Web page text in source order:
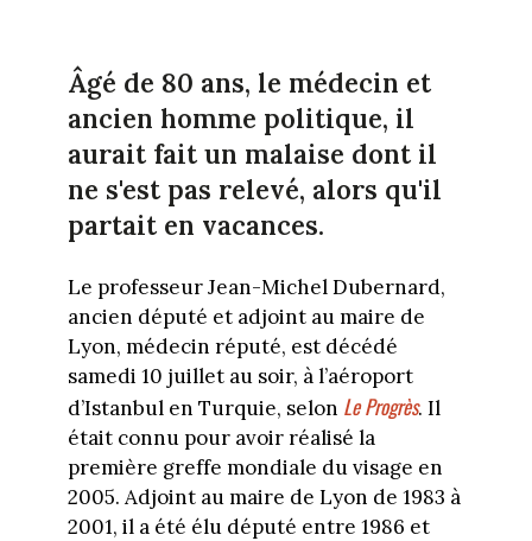
Âgé de 80 ans, le médecin et
ancien homme politique, il
aurait fait un malaise dont il
ne s'est pas relevé, alors qu'il
partait en vacances.
Le professeur Jean-Michel Dubernard,
ancien député et adjoint au maire de
Lyon, médecin réputé, est décédé
samedi 10 juillet au soir, à l’aéroport
d’Istanbul en Turquie, selon Le Progrès. Il
était connu pour avoir réalisé la
première greffe mondiale du visage en
2005. Adjoint au maire de Lyon de 1983 à
2001, il a été élu député entre 1986 et